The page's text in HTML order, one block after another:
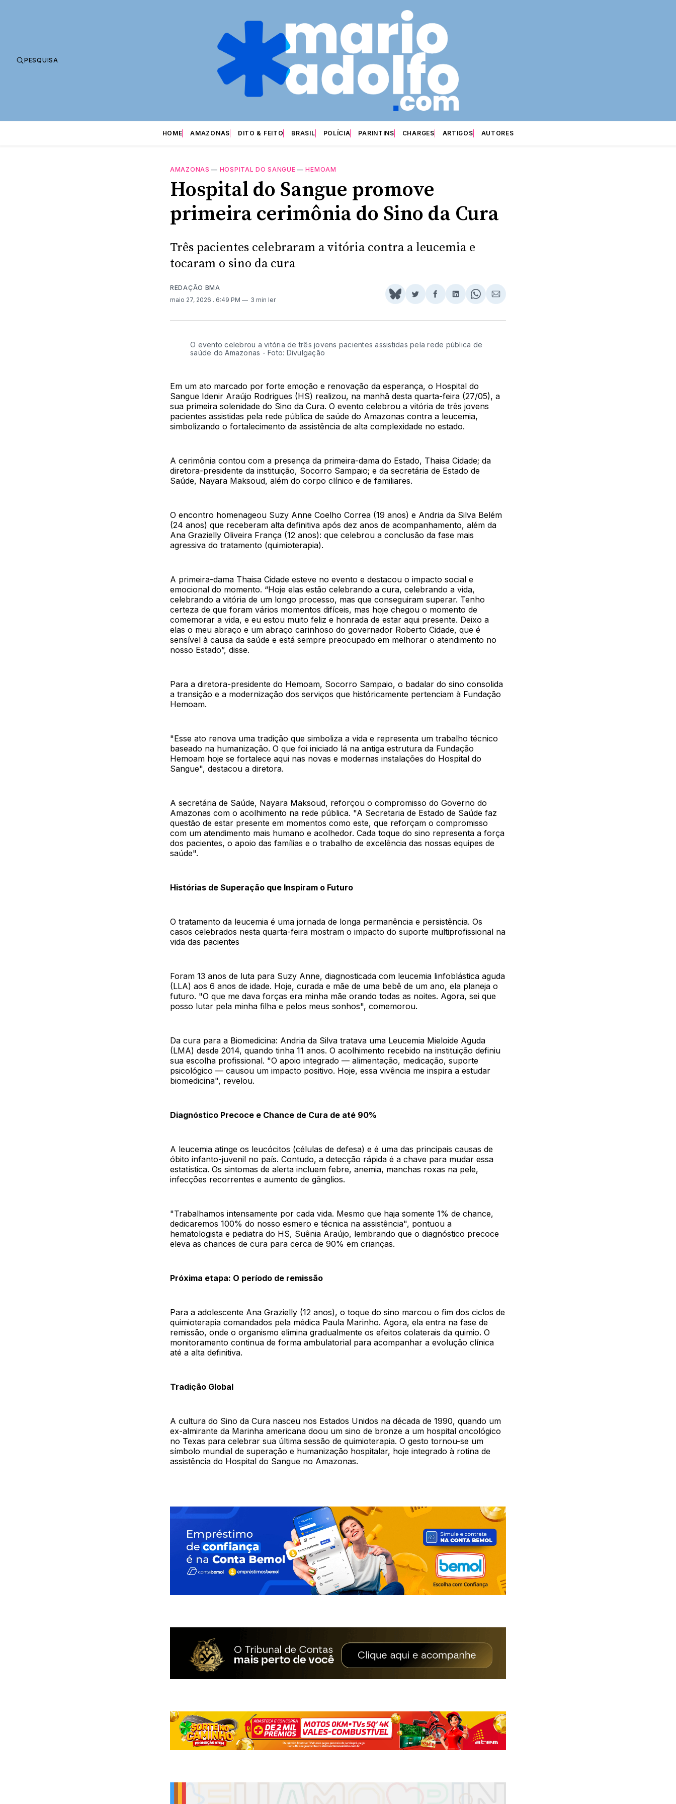
PESQUISA
HOME AMAZONAS DITO & FEITO BRASIL POLÍCIA PARINTINS CHARGES ARTIGOS AUTORES
AMAZONAS — HOSPITAL DO SANGUE —HEMOAM
Hospital do Sangue promove
primeira cerimônia do Sino da Cura
Três pacientes celebraram a vitória contra a leucemia e
tocaram o sino da cura
REDAÇÃO BMA
maio 27, 2026 . 6:49 PM 3 min ler
Share
BlueSky
Compartilhar
Twitter
Compartilhar
Facebook
Compartilhar
LinkedIn
Share
WhatsApp
Compartilhar
Email
O evento celebrou a vitória de três jovens pacientes assistidas pela rede pública de
saúde do Amazonas - Foto: Divulgação
Em um ato marcado por forte emoção e renovação da esperança, o Hospital do
Sangue Idenir Araújo Rodrigues (HS) realizou, na manhã desta quarta-feira (27/05), a
sua primeira solenidade do Sino da Cura. O evento celebrou a vitória de três jovens
pacientes assistidas pela rede pública de saúde do Amazonas contra a leucemia,
simbolizando o fortalecimento da assistência de alta complexidade no estado.
A cerimônia contou com a presença da primeira-dama do Estado, Thaisa Cidade; da
diretora-presidente da instituição, Socorro Sampaio; e da secretária de Estado de
Saúde, Nayara Maksoud, além do corpo clínico e de familiares.
O encontro homenageou Suzy Anne Coelho Correa (19 anos) e Andria da Silva Belém
(24 anos) que receberam alta definitiva após dez anos de acompanhamento, além da
Ana Grazielly Oliveira França (12 anos): que celebrou a conclusão da fase mais
agressiva do tratamento (quimioterapia).
A primeira-dama Thaisa Cidade esteve no evento e destacou o impacto social e
emocional do momento. “Hoje elas estão celebrando a cura, celebrando a vida,
celebrando a vitória de um longo processo, mas que conseguiram superar. Tenho
certeza de que foram vários momentos difíceis, mas hoje chegou o momento de
comemorar a vida, e eu estou muito feliz e honrada de estar aqui presente. Deixo a
elas o meu abraço e um abraço carinhoso do governador Roberto Cidade, que é
sensível à causa da saúde e está sempre preocupado em melhorar o atendimento no
nosso Estado”, disse.
Para a diretora-presidente do Hemoam, Socorro Sampaio, o badalar do sino consolida
a transição e a modernização dos serviços que históricamente pertenciam à Fundação
Hemoam.
"Esse ato renova uma tradição que simboliza a vida e representa um trabalho técnico
baseado na humanização. O que foi iniciado lá na antiga estrutura da Fundação
Hemoam hoje se fortalece aqui nas novas e modernas instalações do Hospital do
Sangue", destacou a diretora.
A secretária de Saúde, Nayara Maksoud, reforçou o compromisso do Governo do
Amazonas com o acolhimento na rede pública. "A Secretaria de Estado de Saúde faz
questão de estar presente em momentos como este, que reforçam o compromisso
com um atendimento mais humano e acolhedor. Cada toque do sino representa a força
dos pacientes, o apoio das famílias e o trabalho de excelência das nossas equipes de
saúde".
Histórias de Superação que Inspiram o Futuro
O tratamento da leucemia é uma jornada de longa permanência e persistência. Os
casos celebrados nesta quarta-feira mostram o impacto do suporte multiprofissional na
vida das pacientes
Foram 13 anos de luta para Suzy Anne, diagnosticada com leucemia linfoblástica aguda
(LLA) aos 6 anos de idade. Hoje, curada e mãe de uma bebê de um ano, ela planeja o
futuro. "O que me dava forças era minha mãe orando todas as noites. Agora, sei que
posso lutar pela minha filha e pelos meus sonhos", comemorou.
Da cura para a Biomedicina: Andria da Silva tratava uma Leucemia Mieloide Aguda
(LMA) desde 2014, quando tinha 11 anos. O acolhimento recebido na instituição definiu
sua escolha profissional. "O apoio integrado — alimentação, medicação, suporte
psicológico — causou um impacto positivo. Hoje, essa vivência me inspira a estudar
biomedicina", revelou.
Diagnóstico Precoce e Chance de Cura de até 90%
A leucemia atinge os leucócitos (células de defesa) e é uma das principais causas de
óbito infanto-juvenil no país. Contudo, a detecção rápida é a chave para mudar essa
estatística. Os sintomas de alerta incluem febre, anemia, manchas roxas na pele,
infecções recorrentes e aumento de gânglios.
"Trabalhamos intensamente por cada vida. Mesmo que haja somente 1% de chance,
dedicaremos 100% do nosso esmero e técnica na assistência", pontuou a
hematologista e pediatra do HS, Suênia Araújo, lembrando que o diagnóstico precoce
eleva as chances de cura para cerca de 90% em crianças.
Próxima etapa: O período de remissão
Para a adolescente Ana Grazielly (12 anos), o toque do sino marcou o fim dos ciclos de
quimioterapia comandados pela médica Paula Marinho. Agora, ela entra na fase de
remissão, onde o organismo elimina gradualmente os efeitos colaterais da quimio. O
monitoramento continua de forma ambulatorial para acompanhar a evolução clínica
até a alta definitiva.
Tradição Global
A cultura do Sino da Cura nasceu nos Estados Unidos na década de 1990, quando um
ex-almirante da Marinha americana doou um sino de bronze a um hospital oncológico
no Texas para celebrar sua última sessão de quimioterapia. O gesto tornou-se um
símbolo mundial de superação e humanização hospitalar, hoje integrado à rotina de
assistência do Hospital do Sangue no Amazonas.